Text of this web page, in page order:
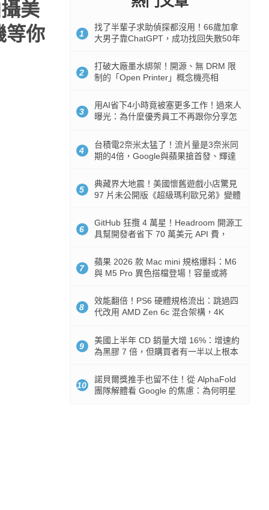
美
等你
1
找了半輩子求助偵探都沒用！66歲加拿
大男子靠ChatGPT，成功找回失散50年
2
打破大廠墨水綁架！開源、無 DRM 限
制的「Open Printer」概念機亮相
3
用AI省下4小時竟被塞更多工作！過來人
曝光：為什麼優秀員工不再跟你分享怎
4
台積電2奈米太猛了！流片量是3奈米同
期的4倍，Google與蘋果搶首發、輝達
5
典藏界大地震！美國懷舊遊戲小店驚見
97 片未公開版《超級瑪利歐兄弟》變體
6
GitHub 狂攬 4 萬星！Headroom 開源工
具幫開發者省下 70 萬美元 API 費，
7
蘋果 2026 款 Mac mini 規格爆料：M6
與 M5 Pro 異色搭檔登場！容量或將
8
效能翻倍！PS6 硬體規格流出：跳過四
代改用 AMD Zen 6c 混合架構，4K
9
美國上半年 CD 銷量大增 16%：增速約
為黑膠 7 倍，但購買者有一半以上根本
10
諾貝爾獎推手也留不住！從 AlphaFold
團隊解體看 Google 的焦慮：為何明星